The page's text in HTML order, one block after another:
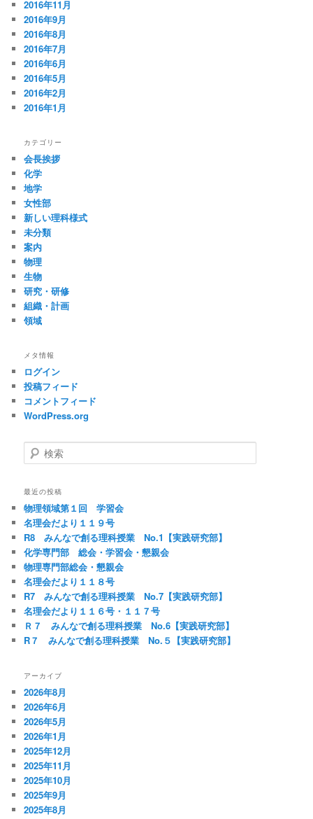
2016年11月
2016年9月
2016年8月
2016年7月
2016年6月
2016年5月
2016年2月
2016年1月
カテゴリー
会長挨拶
化学
地学
女性部
新しい理科様式
未分類
案内
物理
生物
研究・研修
組織・計画
領域
メタ情報
ログイン
投稿フィード
コメントフィード
WordPress.org
検
索
最近の投稿
物理領域第１回 学習会
名理会だより１１９号
R8 みんなで創る理科授業 No.1【実践研究部】
化学専門部 総会・学習会・懇親会
物理専門部総会・懇親会
名理会だより１１８号
R7 みんなで創る理科授業 No.7【実践研究部】
名理会だより１１６号・１１７号
Ｒ７ みんなで創る理科授業 No.6【実践研究部】
R７ みんなで創る理科授業 No.５【実践研究部】
アーカイブ
2026年8月
2026年6月
2026年5月
2026年1月
2025年12月
2025年11月
2025年10月
2025年9月
2025年8月